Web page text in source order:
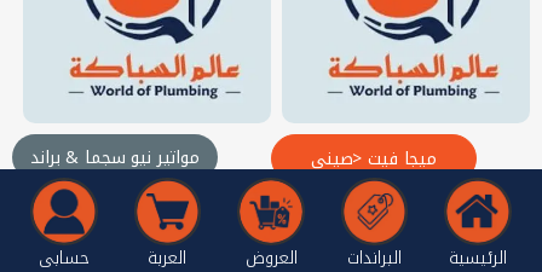
ميجا فيت <صيني مواتير نيو سجما & براند
الرئيسية البراندات العروض العربة حسابى